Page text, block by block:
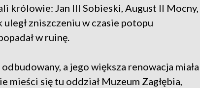
królowie: Jan III Sobieski, August II Mocny,
zniszczeniu w czasie potopu
w ruinę.
a jego większa renowacja miała
mieści się tu oddział Muzeum Zagłębia,